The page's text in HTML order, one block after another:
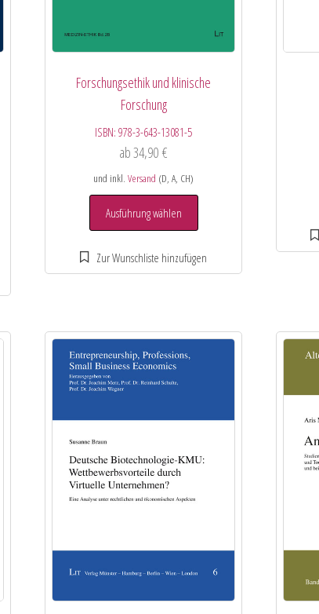
Forschungsethik und klinische
Forschung
ISBN:978-3-643-13081-5
ab34,90€
und inkl.Versand (D, A, CH)
Ausführung wählen